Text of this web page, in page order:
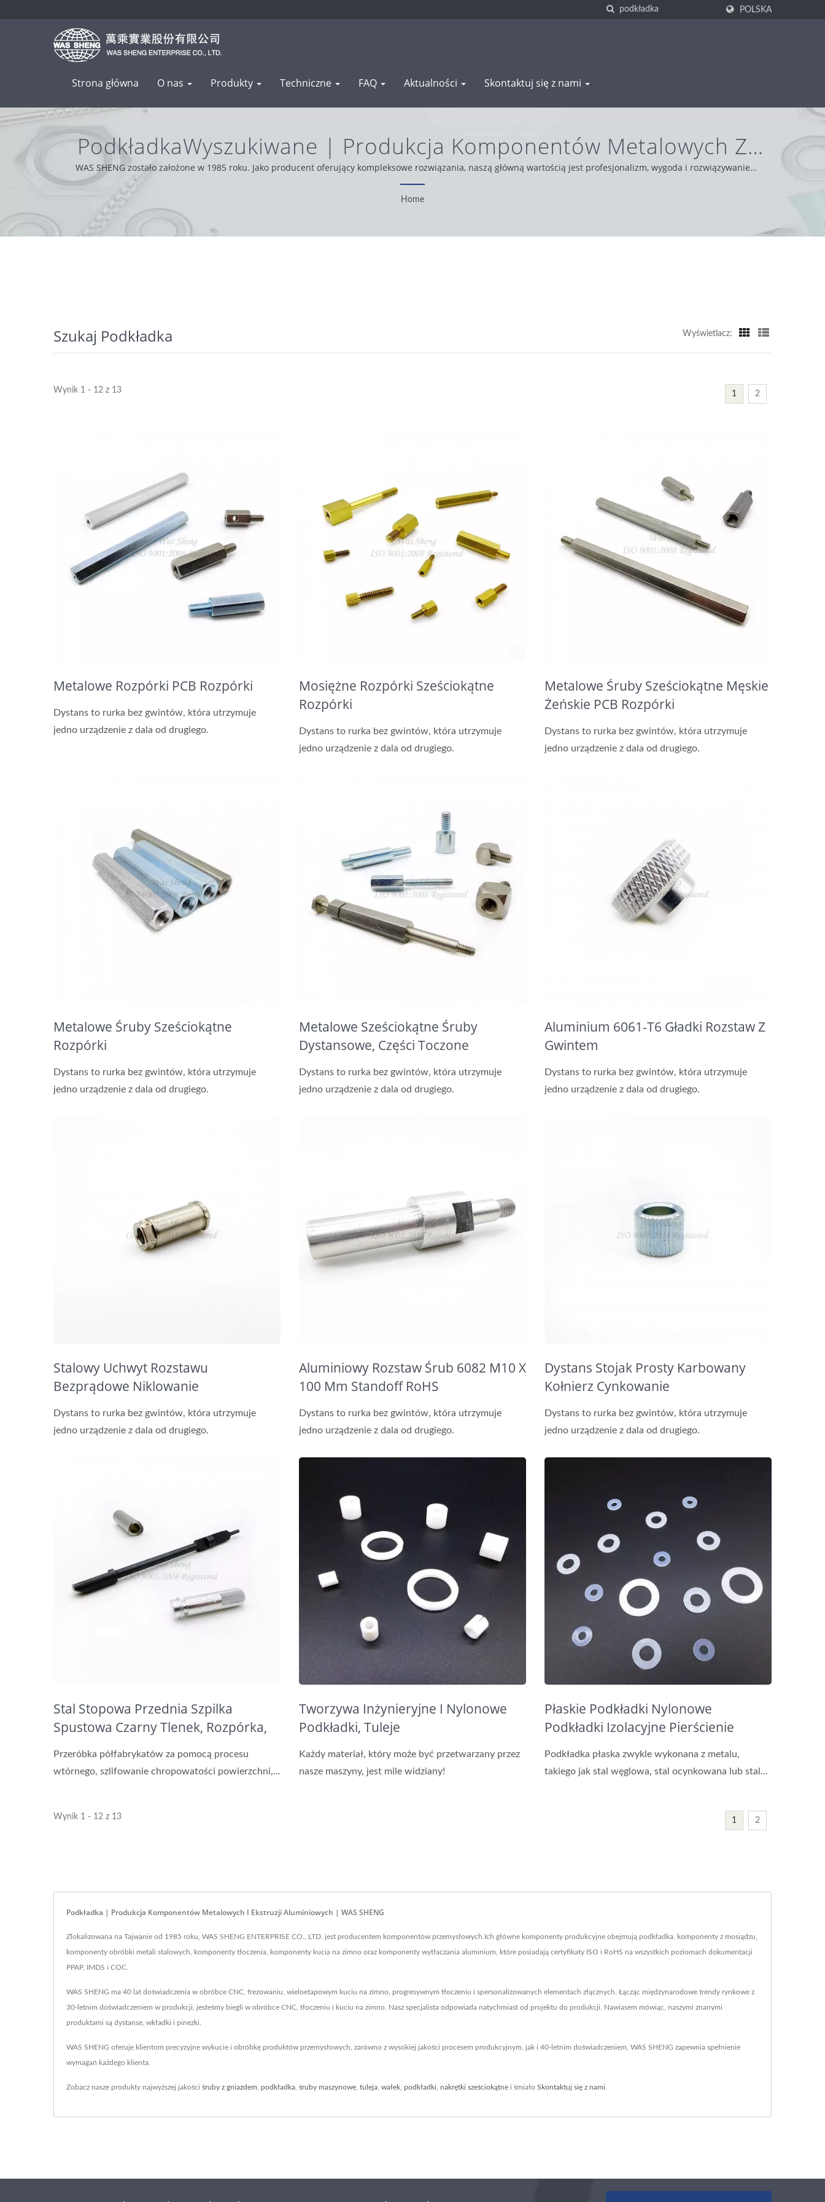
POLSKA
Strona główna O nas Produkty Techniczne FAQ Aktualności Skontaktuj się z nami
PodkładkaWyszukiwane | Produkcja Komponentów Metalowych Z
Mosiądzu I Stali | WAS SHENG
WAS SHENG zostało założone w 1985 roku. Jako producent oferujący kompleksowe rozwiązania, naszą główną wartością jest profesjonalizm, wygoda i rozwiązywanie
problemów. Dzięki wsparciu naszych klientów z całego świata, działamy zgodnie z zasadami uczciwości, pragmatyzmu i niezawodności, zapewniając najlepszą obsługę i
produkty.
Home
Szukaj Podkładka Wyświetlacz:
Wynik 1 - 12 z 13 1 2
Metalowe Rozpórki PCB Rozpórki
Dystans to rurka bez gwintów, która utrzymuje
jedno urządzenie z dala od drugiego.
Mosiężne Rozpórki Sześciokątne
Rozpórki
Dystans to rurka bez gwintów, która utrzymuje
jedno urządzenie z dala od drugiego.
Metalowe Śruby Sześciokątne Męskie
Żeńskie PCB Rozpórki
Dystans to rurka bez gwintów, która utrzymuje
jedno urządzenie z dala od drugiego.
Metalowe Śruby Sześciokątne
Rozpórki
Dystans to rurka bez gwintów, która utrzymuje
jedno urządzenie z dala od drugiego.
Metalowe Sześciokątne Śruby
Dystansowe, Części Toczone
Dystans to rurka bez gwintów, która utrzymuje
jedno urządzenie z dala od drugiego.
Aluminium 6061-T6 Gładki Rozstaw Z
Gwintem
Dystans to rurka bez gwintów, która utrzymuje
jedno urządzenie z dala od drugiego.
Stalowy Uchwyt Rozstawu
Bezprądowe Niklowanie
Dystans to rurka bez gwintów, która utrzymuje
jedno urządzenie z dala od drugiego.
Aluminiowy Rozstaw Śrub 6082 M10 X
100 Mm Standoff RoHS
Dystans to rurka bez gwintów, która utrzymuje
jedno urządzenie z dala od drugiego.
Dystans Stojak Prosty Karbowany
Kołnierz Cynkowanie
Dystans to rurka bez gwintów, która utrzymuje
jedno urządzenie z dala od drugiego.
Stal Stopowa Przednia Szpilka
Spustowa Czarny Tlenek, Rozpórka,
Przeróbka półfabrykatów za pomocą procesu
wtórnego, szlifowanie chropowatości powierzchni,...
Tworzywa Inżynieryjne I Nylonowe
Podkładki, Tuleje
Każdy materiał, który może być przetwarzany przez
nasze maszyny, jest mile widziany!
Płaskie Podkładki Nylonowe
Podkładki Izolacyjne Pierścienie
Podkładka płaska zwykle wykonana z metalu,
takiego jak stal węglowa, stal ocynkowana lub stal...
Wynik 1 - 12 z 13 1 2
Podkładka | Produkcja Komponentów Metalowych I Ekstruzji Aluminiowych | WAS SHENG
Zlokalizowana na Tajwanie od 1985 roku, WAS SHENG ENTERPRISE CO., LTD. jest producentem komponentów przemysłowych.Ich główne komponenty produkcyjne obejmują podkładka, komponenty z mosiądzu,
komponenty obróbki metali stalowych, komponenty tłoczenia, komponenty kucia na zimno oraz komponenty wytłaczania aluminium, które posiadają certyfikaty ISO i RoHS na wszystkich poziomach dokumentacji
PPAP, IMDS i COC.
WAS SHENG ma 40 lat doświadczenia w obróbce CNC, frezowaniu, wieloetapowym kuciu na zimno, progresywnym tłoczeniu i spersonalizowanych elementach złącznych. Łącząc międzynarodowe trendy rynkowe z
30-letnim doświadczeniem w produkcji, jesteśmy biegli w obróbce CNC, tłoczeniu i kuciu na zimno. Nasz specjalista odpowiada natychmiast od projektu do produkcji. Nawiasem mówiąc, naszymi znanymi
produktami są dystanse, wkładki i pinezki.
WAS SHENG oferuje klientom precyzyjne wykucie i obróbkę produktów przemysłowych, zarówno z wysokiej jakości procesem produkcyjnym, jak i 40-letnim doświadczeniem, WAS SHENG zapewnia spełnienie
wymagań każdego klienta.
Zobacz nasze produkty najwyższej jakości śruby z gniazdem podkładka śruby maszynowe tuleja wałek podkładki nakrętki sześciokątne i śmiało Skontaktuj się z nami